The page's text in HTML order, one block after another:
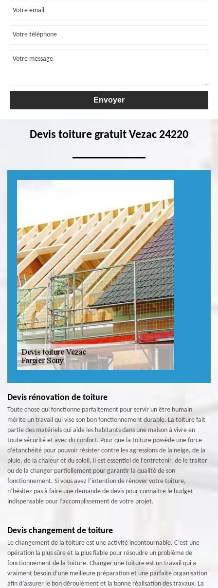
Devis toiture gratuit Vezac 24220
Devis rénovation de toiture
Toute chose qui fonctionne parfaitement pour servir un être humain
mérite un travail qui vise son bon fonctionnement durable. La toiture fait
partie des matériels qui aide les habitants dans une maison à vivre en
toute sécurité et avec du confort. Pour que la toiture possède une force
d’étanchéité pour pouvoir résister contre les agressions de la neige, de la
pluie, de la chaleur et du soleil, il est essentiel de l’entretenir, de le traiter
ou de la changer partiellement pour garantir la qualité de son
fonctionnement. Si vous avez l’intention de rénover votre toiture,
n’hésitez pas à faire une demande de devis pour connaitre le budget
indispensable pour l’accomplissement de votre projet.
Devis changement de toiture
Le changement de la toiture est une activité incontournable. C’est une
opération la plus sûre et la plus fiable pour résoudre un problème de
fonctionnement de la toiture. Changer une toiture est un travail qui a
vraiment besoin d’une meilleure préparation et une parfaite organisation
afin d’assurer le bon déroulement et la bonne réalisation des travaux. La